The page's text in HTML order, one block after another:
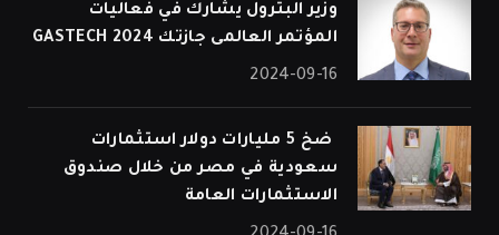
وزير البترول يشارك في فعاليات
المؤتمر العالمى جازتك 2024 GASTECH
2024-09-16
⁠ ضخ 5 مليارات دولار استثمارات
سعودية في مصر من خلال صندوق
الاستثمارات العامة